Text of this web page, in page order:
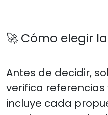
🚀 Cómo elegir
Antes de decidir,
verifica
incluye cada